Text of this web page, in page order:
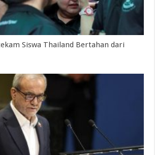
Siswa Thailand Bertahan dari